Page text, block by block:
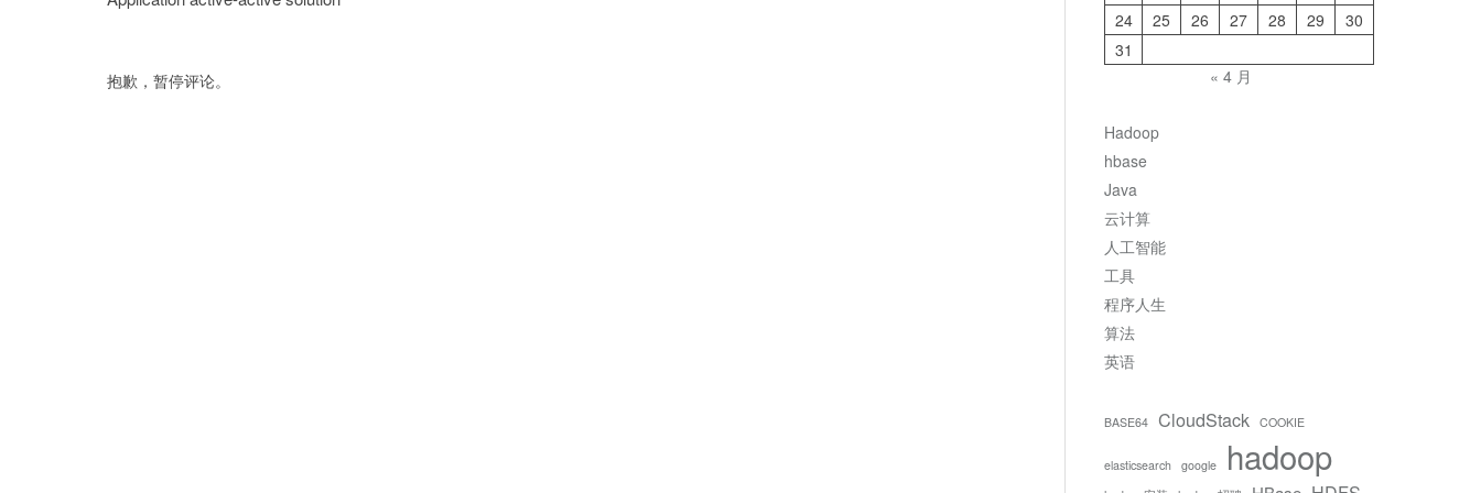
抱歉，暂停评论。
24
25 26 27 28 29
30
31
« 4 月
Hadoop
hbase
Java
云计算
人工智能
工具
程序人生
算法
英语
BASE64 CloudStack COOKIE
elasticsearch google hadoop